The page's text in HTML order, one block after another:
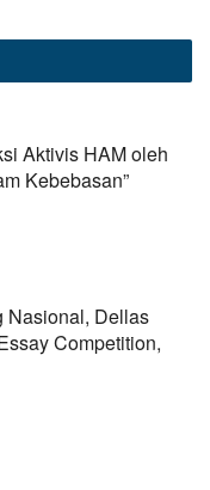
Aktivis HAM oleh
Kebebasan”
Nasional, Dellas
Competition,